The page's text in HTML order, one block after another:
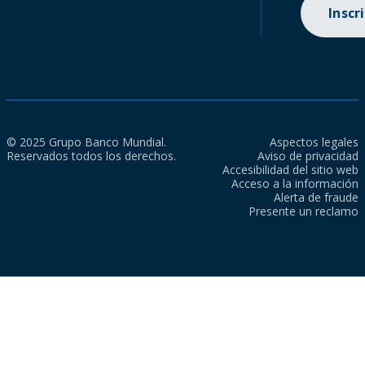
© 2025 Grupo Banco Mundial.
Reservados todos los derechos.
Aspectos legales
Aviso de privacidad
Accesibilidad del sitio web
Acceso a la información
Alerta de fraude
Presente un reclamo